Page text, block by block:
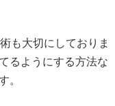
も大切にしておりま
るようにする方法な
。